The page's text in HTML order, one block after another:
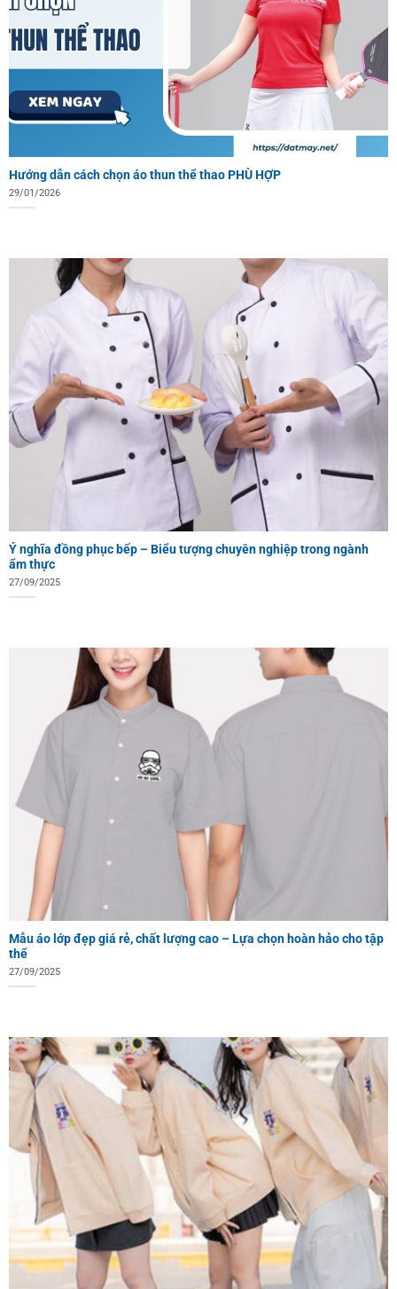
Hướng dẫn cách chọn áo thun thể thao PHÙ HỢP
29/01/2026
Ý nghĩa đồng phục bếp – Biểu tượng chuyên nghiệp trong ngành
ẩm thực
27/09/2025
Mẫu áo lớp đẹp giá rẻ, chất lượng cao – Lựa chọn hoàn hảo cho tập
thể
27/09/2025